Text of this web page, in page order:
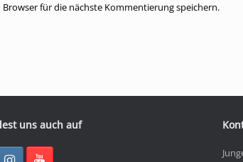
für die nächste Kommentierung speichern.
uns auch auf